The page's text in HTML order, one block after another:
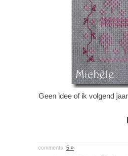
Geen idee of ik volgend
comments: 5 »